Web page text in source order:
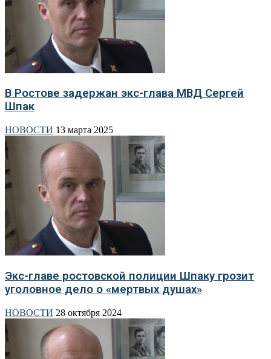
В Ростове задержан экс-глава МВД Сергей
Шпак
НОВОСТИ 13 марта 2025
Экс-главе ростовской полиции Шпаку грозит
уголовное дело о «мертвых душах»
НОВОСТИ 28 октября 2024